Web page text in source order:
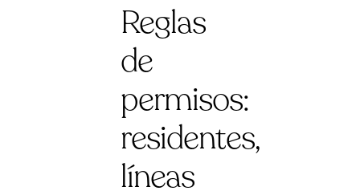
Reglas
de
permisos:
residentes,
líneas